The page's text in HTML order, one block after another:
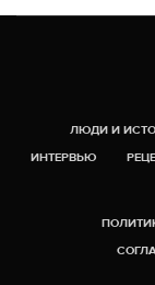
ЛЮДИ И
ИНТЕРВЬЮ